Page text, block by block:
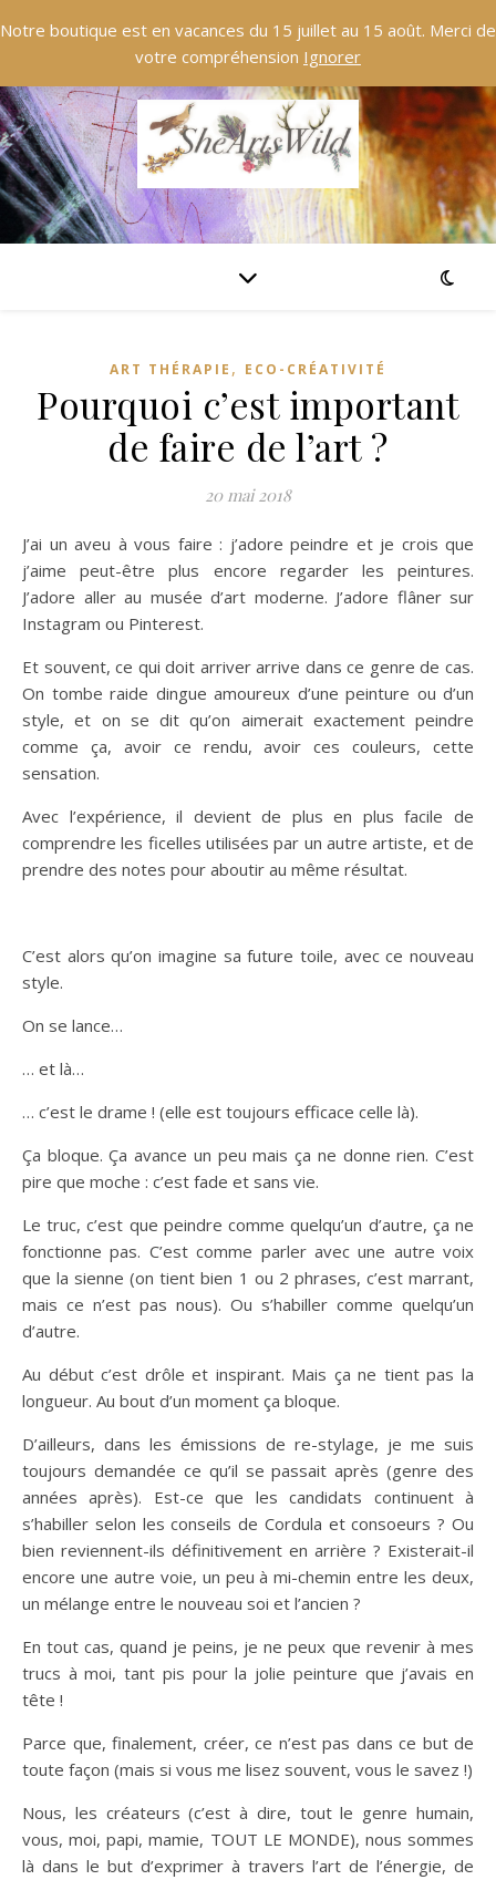
Notre boutique est en vacances du 15 juillet au 15 août. Merci de
votre compréhension Ignorer
ART THÉRAPIE , ECO-CRÉATIVITÉ
Pourquoi c’est important
de faire de l’art ?
20 mai 2018
J’ai un aveu à vous faire : j’adore peindre et je crois que
j’aime peut-être plus encore regarder les peintures.
J’adore aller au musée d’art moderne. J’adore flâner sur
Instagram ou Pinterest.
Et souvent, ce qui doit arriver arrive dans ce genre de cas.
On tombe raide dingue amoureux d’une peinture ou d’un
style, et on se dit qu’on aimerait exactement peindre
comme ça, avoir ce rendu, avoir ces couleurs, cette
sensation.
Avec l’expérience, il devient de plus en plus facile de
comprendre les ficelles utilisées par un autre artiste, et de
prendre des notes pour aboutir au même résultat.
C’est alors qu’on imagine sa future toile, avec ce nouveau
style.
On se lance…
… et là…
… c’est le drame ! (elle est toujours efficace celle là).
Ça bloque. Ça avance un peu mais ça ne donne rien. C’est
pire que moche : c’est fade et sans vie.
Le truc, c’est que peindre comme quelqu’un d’autre, ça ne
fonctionne pas. C’est comme parler avec une autre voix
que la sienne (on tient bien 1 ou 2 phrases, c’est marrant,
mais ce n’est pas nous). Ou s’habiller comme quelqu’un
d’autre.
Au début c’est drôle et inspirant. Mais ça ne tient pas la
longueur. Au bout d’un moment ça bloque.
D’ailleurs, dans les émissions de re-stylage, je me suis
toujours demandée ce qu’il se passait après (genre des
années après). Est-ce que les candidats continuent à
s’habiller selon les conseils de Cordula et consoeurs ? Ou
bien reviennent-ils définitivement en arrière ? Existerait-il
encore une autre voie, un peu à mi-chemin entre les deux,
un mélange entre le nouveau soi et l’ancien ?
En tout cas, quand je peins, je ne peux que revenir à mes
trucs à moi, tant pis pour la jolie peinture que j’avais en
tête !
Parce que, finalement, créer, ce n’est pas dans ce but de
toute façon (mais si vous me lisez souvent, vous le savez !)
Nous, les créateurs (c’est à dire, tout le genre humain,
vous, moi, papi, mamie, TOUT LE MONDE), nous sommes
là dans le but d’exprimer à travers l’art de l’énergie, de